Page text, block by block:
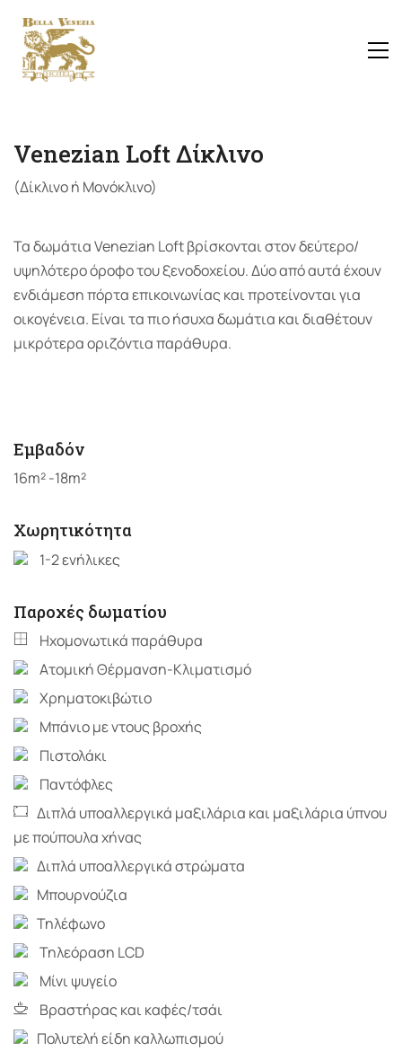
Venezian Loft Δίκλινο
(Δίκλινο ή Μονόκλινο)
Τα δωμάτια Venezian Loft βρίσκονται στον δεύτερο/
υψηλότερο όροφο του ξενοδοχείου. Δύο από αυτά έχουν
ενδιάμεση πόρτα επικοινωνίας και προτείνονται για
οικογένεια. Είναι τα πιο ήσυχα δωμάτια και διαθέτουν
μικρότερα οριζόντια παράθυρα.
Εμβαδόν
16m² -18m²
Χωρητικότητα
1-2 ενήλικες
Παροχές δωματίου
Ηχομονωτικά παράθυρα
Ατομική Θέρμανση-Κλιματισμό
Χρηματοκιβώτιο
Μπάνιο με ντους βροχής
Πιστολάκι
Παντόφλες
Διπλά υποαλλεργικά μαξιλάρια και μαξιλάρια ύπνου
με πούπουλα χήνας
Διπλά υποαλλεργικά στρώματα
Μπουρνούζια
Τηλέφωνο
Τηλεόραση LCD
Μίνι ψυγείο
Βραστήρας και καφές/τσάι
Πολυτελή είδη καλλωπισμού